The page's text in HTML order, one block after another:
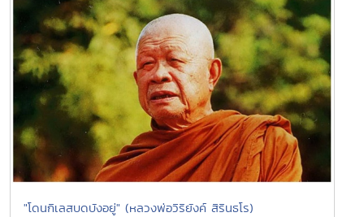
"โดนกิเลสบดบังอยู่" (หลวงพ่อวิริยังค์ สิรินธโร)